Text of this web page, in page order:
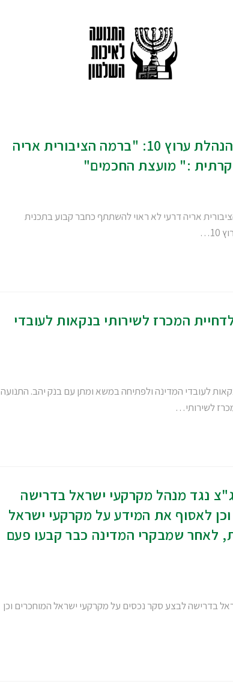
התנועה למען איכות השלטון בישראל במכתב להנהלת ערוץ 10: "ברמה הציבורית אריה
:" מועצת החכמים"
השלטון בישראל במכתב להנהלת ערוץ 10: "ברמה הציבורית אריה דרעי לא ראוי להשתתף כחבר קבוע בתכנית
המכרז לשירותי בנקאות לעובדי
לעובדי המדינה ולפתיחה במשא ומתן עם בנק יהב. התנועה
לשירותי…
נגד מנהל מקרקעי ישראל בדרישה
לאסוף את המידע על מקרקעי ישראל
לאחר שמבקרי המדינה כבר קבעו פעם
בדרישה לבצע סקר נכסים על מקרקעי ישראל המוחכרים וכן